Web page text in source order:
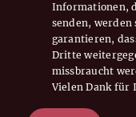
Informationen,
senden,
garantieren,
Dritte
missbraucht
Vielen Dank für